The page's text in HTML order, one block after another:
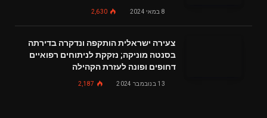
8 במאי 2024 2,630
צעירה ישראלית הותקפה ונדקרה בדירתה
בסנטה מוניקה; נזקקת לניתוחים רפואיים
דחופים ופונה לעזרת הקהילה
13 בנובמבר 2024 2,187